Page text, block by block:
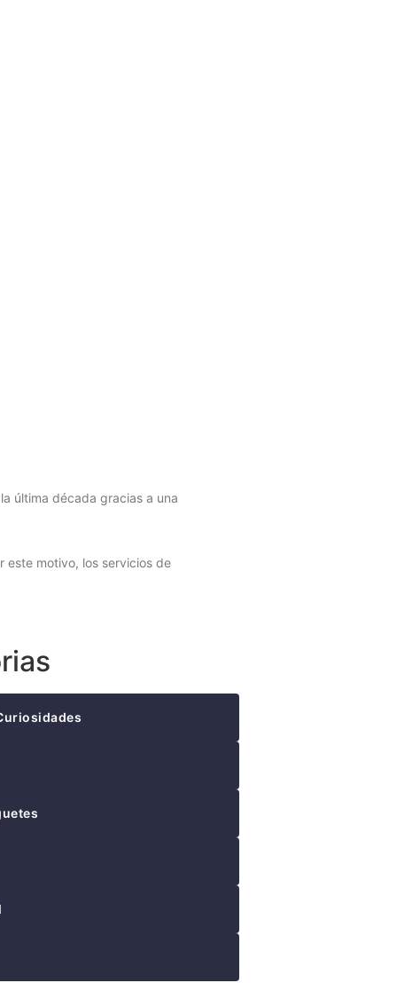
última década gracias a una
este motivo, los servicios de